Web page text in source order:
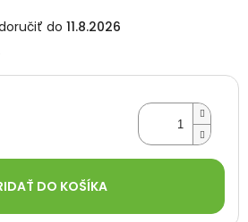
11.8.2026
DO KOŠÍKA